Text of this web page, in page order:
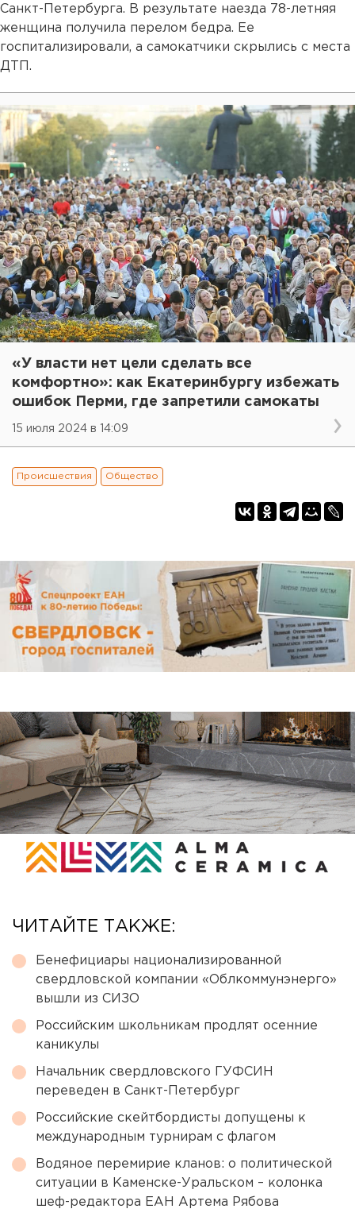
Санкт-Петербурга. В результате наезда 78-летняя
женщина получила перелом бедра. Ее
госпитализировали, а самокатчики скрылись с места
ДТП.
«У власти нет цели сделать все
комфортно»: как Екатеринбургу избежать
ошибок Перми, где запретили самокаты
15 июля 2024 в 14:09
Происшествия Общество
ЧИТАЙТЕ ТАКЖЕ:
Бенефициары национализированной
свердловской компании «Облкоммунэнерго»
вышли из СИЗО
Российским школьникам продлят осенние
каникулы
Начальник свердловского ГУФСИН
переведен в Санкт-Петербург
Российские скейтбордисты допущены к
международным турнирам с флагом
Водяное перемирие кланов: о политической
ситуации в Каменске-Уральском – колонка
шеф-редактора ЕАН Артема Рябова